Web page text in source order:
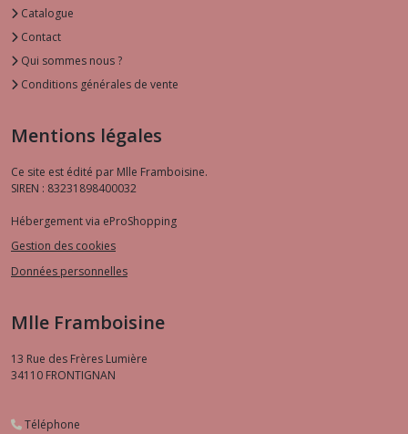
Catalogue
Contact
Qui sommes nous ?
Conditions générales de vente
Mentions légales
Ce site est édité par Mlle Framboisine.
SIREN : 83231898400032
Hébergement via eProShopping
Gestion des cookies
Données personnelles
Mlle Framboisine
13 Rue des Frères Lumière
34110 FRONTIGNAN
Téléphone